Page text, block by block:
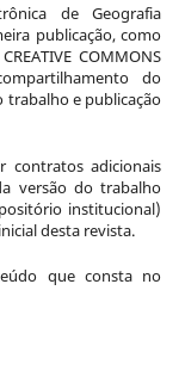
de Geografia
publicação, como
COMMONS
do
e publicação
contratos adicionais
versão do trabalho
institucional)
desta revista.
que consta no